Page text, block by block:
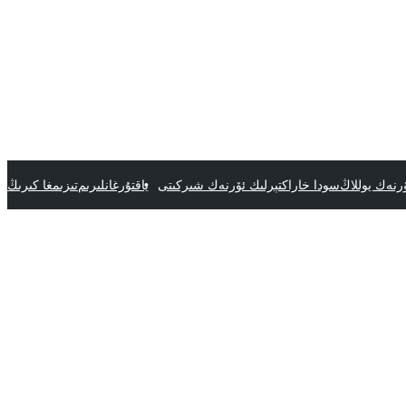
يوللاڭسودا خاراكتېرلىك ئۆرنەك شىركىتى ياقتۇرغانلىرىمتىزىمغا كىرىڭ